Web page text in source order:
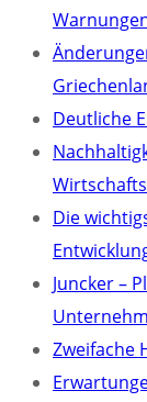
Deutliche
Die
Juncker –
Zweifache